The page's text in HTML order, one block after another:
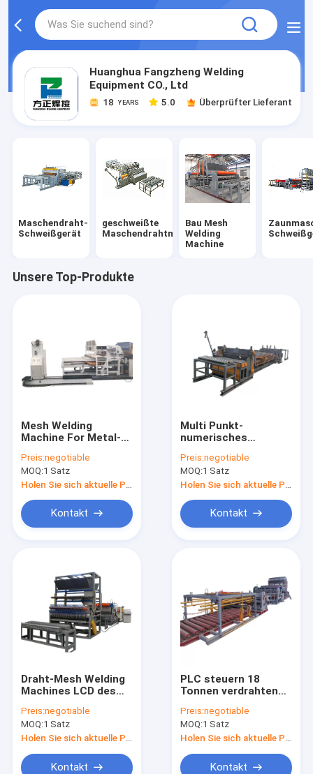
Huanghua Fangzheng Welding
Equipment CO., Ltd
18 YEARS 5.0 Überprüfter Lieferant
Maschendraht-
Schweißgerät
geschweißte
Maschendrahtmaschine
Bau Mesh
Welding
Machine
Unsere Top-Produkte
Mesh Welding
Machine For Metal-
Genauigkeits-0.1mm
des Draht-415V
Preis:negotiable
MOQ:1 Satz
Kontakt
Multi Punkt-
numerisches
Welding Machine
Mechanical Push
unten
Preis:negotiable
MOQ:1 Satz
Kontakt
Draht-Mesh Welding
Machines LCD des
220V Touch Screen
Preis:negotiable
MOQ:1 Satz
Kontakt
PLC steuern 18
Tonnen verdrahten
Welding Machine For
Concretes
Preis:negotiable
MOQ:1 Satz
Kontakt